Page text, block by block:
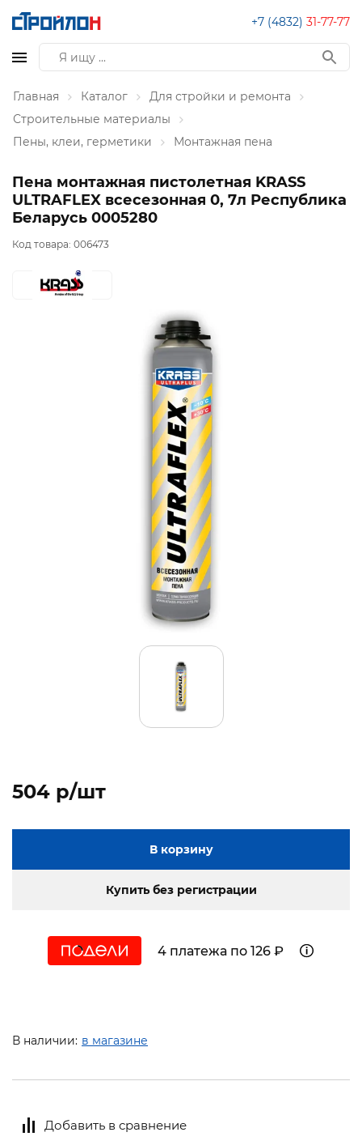
+7 (4832) 31-77-77
Главная Каталог
Для стройки и ремонта
Строительные материалы
Пены, клеи, герметики
Монтажная пена
Пена монтажная пистолетная KRASS
ULTRAFLEX всесезонная 0, 7л Республика
Беларусь 0005280
Код товара: 006473
504 p/шт
В корзину
Купить без регистрации
4 платежа по 126 ₽
В наличии: в магазине
Добавить в сравнение